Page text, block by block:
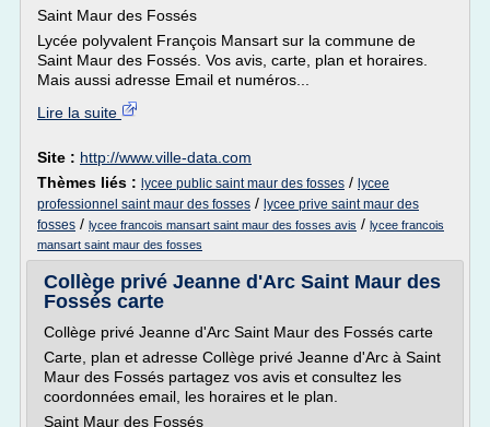
Saint Maur des Fossés
Lycée polyvalent François Mansart sur la commune de
Saint Maur des Fossés. Vos avis, carte, plan et horaires.
Mais aussi adresse Email et numéros...
Lire la suite
Site : http://www.ville-data.com
Thèmes liés : lycee public saint maur des fosses / lycee
professionnel saint maur des fosses / lycee prive saint maur des
fosses / lycee francois mansart saint maur des fosses avis / lycee francois
mansart saint maur des fosses
Collège privé Jeanne d'Arc Saint Maur des
Fossés carte
Collège privé Jeanne d'Arc Saint Maur des Fossés carte
Carte, plan et adresse Collège privé Jeanne d'Arc à Saint
Maur des Fossés partagez vos avis et consultez les
coordonnées email, les horaires et le plan.
Saint Maur des Fossés